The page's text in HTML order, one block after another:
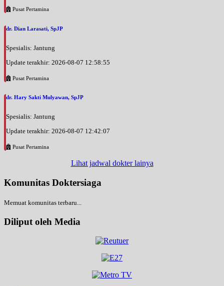
Pusat Pertamina
dr. Dian Larasati, SpJP
Spesialis: Jantung
Update terakhir: 2026-08-07 12:58:55
Pusat Pertamina
dr. Hary Sakti Mulyawan, SpJP
Spesialis: Jantung
Update terakhir: 2026-08-07 12:42:07
Pusat Pertamina
Lihat jadwal dokter lainya
Komunitas Doktersiaga
Memuat komunitas terbaru...
Diliput oleh Media